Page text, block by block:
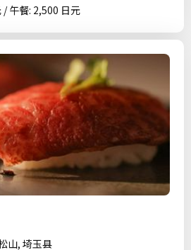
午餐: 2,500 日元
山, 埼玉县